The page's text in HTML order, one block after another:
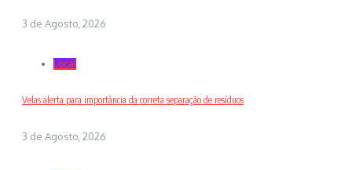
3 de Agosto, 2026
Local
Velas alerta para importância da correta separação de resíduos
3 de Agosto, 2026